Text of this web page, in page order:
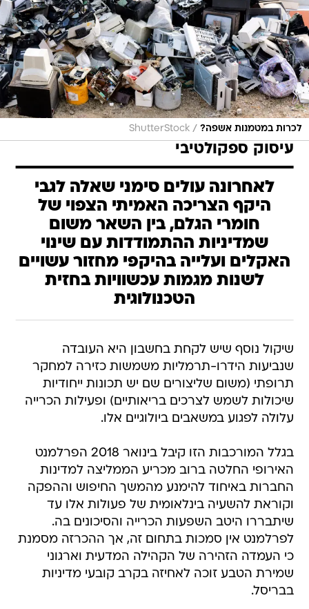
לכרות במטמנות אשפה? /
ShutterStock
עיסוק ספקולטיבי
לאחרונה עולים סימני שאלה לגבי
היקף הצריכה האמיתי הצפוי של
חומרי הגלם, בין השאר משום
שמדיניות ההתמודדות עם שינוי
האקלים ועלייה בהיקפי מחזור עשויים
לשנות מגמות עכשוויות בחזית
הטכנולוגית
שיקול נוסף שיש לקחת בחשבון היא העובדה
שנביעות הידרו-תרמליות משמשות כזירה למחקר
תרופתי (משום שליצורים שם יש תכונות ייחודיות
שיכולות לשמש לצרכים בריאותיים) ופעילות הכרייה
עלולה לפגוע במשאבים ביולוגיים אלו.
בגלל המורכבות הזו קיבל בינואר 2018 הפרלמנט
האירופי החלטה ברוב מכריע הממליצה למדינות
החברות באיחוד להימנע מהמשך החיפוש וההפקה
וקוראת להשעיה בינלאומית של פעולות אלו עד
שיתבררו היטב השפעות הכרייה והסיכונים בה.
לפרלמנט אין סמכות בתחום זה, אך ההכרזה מסמנת
כי העמדה הזהירה של הקהילה המדעית וארגוני
שמירת הטבע זוכה לאחיזה בקרב קובעי מדיניות
בבריסל.